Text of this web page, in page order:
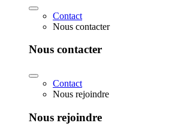
Contact
Nous contacter
Nous contacter
Contact
Nous rejoindre
Nous rejoindre